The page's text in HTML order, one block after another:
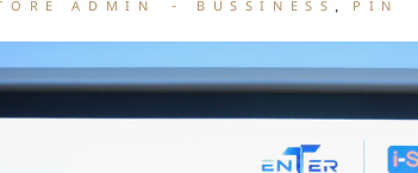
ADMIN BUSSINESS PIN